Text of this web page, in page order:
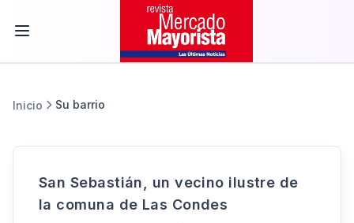
Inicio Su barrio
San Sebastián, un vecino ilustre de
la comuna de Las Condes